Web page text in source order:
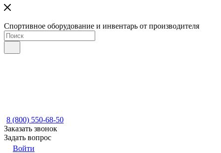
Спортивное оборудование и инвентарь от производителя
8 (800) 550-68-50
Заказать звонок
Задать вопрос
Войти